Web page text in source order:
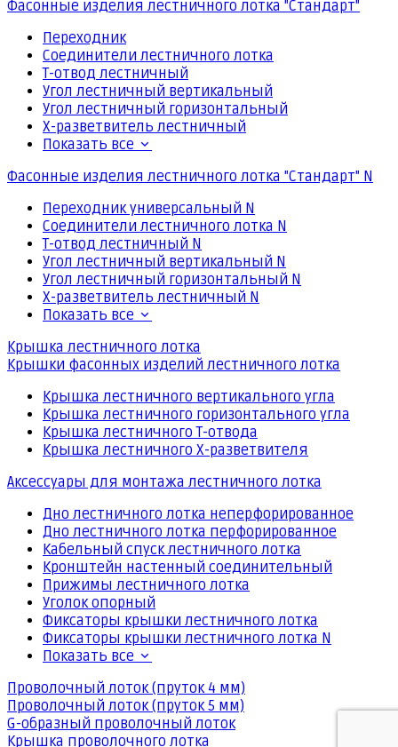
Фасонные изделия лестничного лотка "Стандарт"
Переходник
Соединители лестничного лотка
Т-отвод лестничный
Угол лестничный вертикальный
Угол лестничный горизонтальный
Х-разветвитель лестничный
Показать все
Фасонные изделия лестничного лотка "Стандарт" N
Переходник универсальный N
Соединители лестничного лотка N
Т-отвод лестничный N
Угол лестничный вертикальный N
Угол лестничный горизонтальный N
Х-разветвитель лестничный N
Показать все
Крышка лестничного лотка
Крышки фасонных изделий лестничного лотка
Крышка лестничного вертикального угла
Крышка лестничного горизонтального угла
Крышка лестничного Т-отвода
Крышка лестничного Х-разветвителя
Аксессуары для монтажа лестничного лотка
Дно лестничного лотка неперфорированное
Дно лестничного лотка перфорированное
Кабельный спуск лестничного лотка
Кронштейн настенный соединительный
Прижимы лестничного лотка
Уголок опорный
Фиксаторы крышки лестничного лотка
Фиксаторы крышки лестничного лотка N
Показать все
Проволочный лоток (пруток 4 мм)
Проволочный лоток (пруток 5 мм)
G-образный проволочный лоток
Крышка проволочного лотка